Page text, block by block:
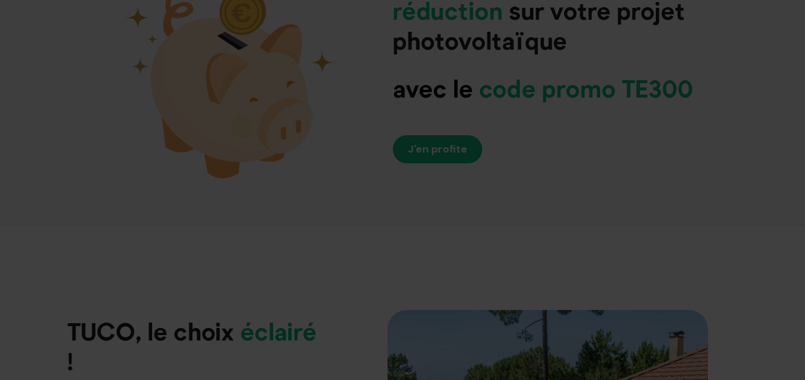
réduction sur votre projet
photovoltaïque
avec le code promo TE300
J'en profite
TUCO, le choix éclairé
!